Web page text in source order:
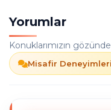
Yorumlar
Konuklarımızın
Misafir Deneyimleri